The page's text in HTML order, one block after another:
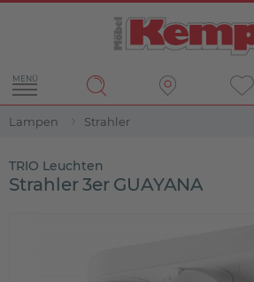
MENÜ
Lampen Strahler
TRIO Leuchten
Strahler 3er GUAYANA